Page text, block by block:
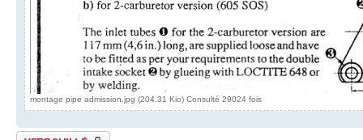
montage pipe admission.jpg (204.31 Kio) Consulté 29024 fois
Sujet verrouillé